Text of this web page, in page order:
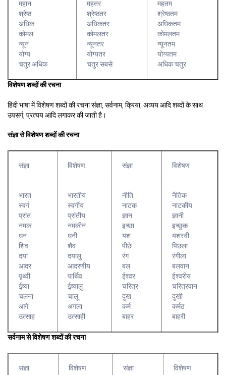
महान
श्रेष्ठ
अधिक
कोमल
न्यून
योग्य
चतुर अधिक
महतर
श्रेष्ठतर
अधिकतर
कोमलतर
न्यूनतर
योग्यतर
चतुर सबसे
महतम
श्रेष्ठतम
अधिकतम
कोमलतम
न्यूनतम
योग्यतम
अधिक चतुर
विशेषण शब्दों की रचना
हिंदी भाषा में विशेषण शब्दों की रचना संज्ञा, सर्वनाम, क्रिया, अव्यय आदि शब्दों के साथ
उपसर्ग, प्रत्यय आदि लगाकर की जाती है।
संज्ञा से विशेषण शब्दों की रचना
संज्ञा विशेषण संज्ञा विशेषण
भारत
स्वर्ग
प्रांत
नमक
धन
शिव
दया
आदर
पृथ्वी
ईष्र्या
चलना
आगे
उत्साह
भारतीय
स्वर्गीय
प्रांतीय
नमकीन
धनी
शैव
दयालु
आदरणीय
पार्थिव
ईष्र्यालु
चालू
अगला
उत्साही
नीति
नाटक
ज्ञान
इच्छा
यश
पीछे
रंग
बल
ईश्वर
चरित्र
दुख
कर्म
बाहर
नैतिक
नाटकीय
ज्ञानी
इच्छुक
यशस्वी
पिछला
रंगीला
बलवान
ईश्वरीय
चरित्रवान
दुखी
कर्मठ
बाहरी
सर्वनाम से विशेषण शब्दों की रचना
संज्ञा विशेषण संज्ञा विशेषण